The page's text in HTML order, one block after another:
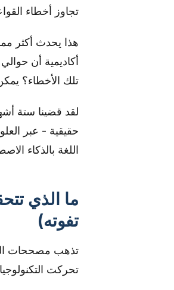
تجاوز أخطاء
تلك الأخطاء؟
لقد قضينا ستة
حقيقية - عبر
اللغة بالذكاء
ما الذي
تفوته)
تذهب مصححات
تحركت